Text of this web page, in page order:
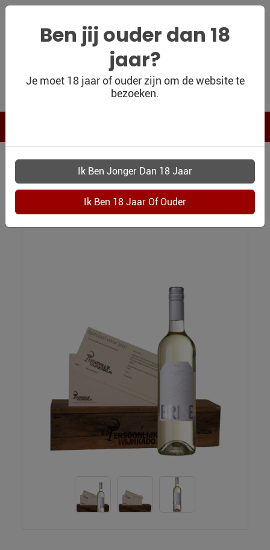
WIJNSHOP
WIJN BLOG
WIJN OUTLET
PERSOONLIJK-
WIJN-
KADOBON
Ben jij ouder dan 18
jaar?
Je moet 18 jaar of ouder zijn om de website te
bezoeken.
0930 WIJNKADO BRISE SAUVIGNON BLANC
Wijnkado: Brise Sauvignon Blanc